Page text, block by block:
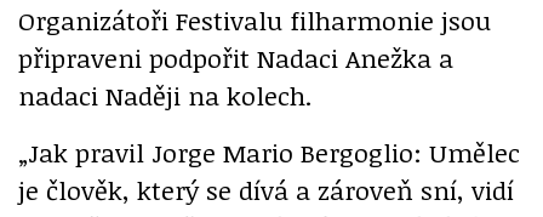
Organizátoři Festivalu filharmonie jsou
připraveni podpořit Nadaci Anežka a
nadaci Naději na kolech.
„Jak pravil Jorge Mario Bergoglio: Umělec
je člověk, který se dívá a zároveň sní, vidí